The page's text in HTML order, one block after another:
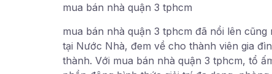
mua bán nhà quận 3 tphcm
mua bán nhà quận 3 tphcm đã nổi lên
tại Nước Nhà, đem về cho thành viên gia
thành. Với mua bán nhà quận 3 tphcm, tổ